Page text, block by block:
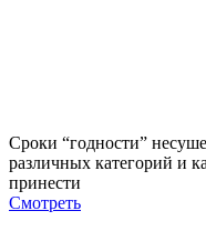
Сроки “годности”
различных категорий и
принести
Смотреть